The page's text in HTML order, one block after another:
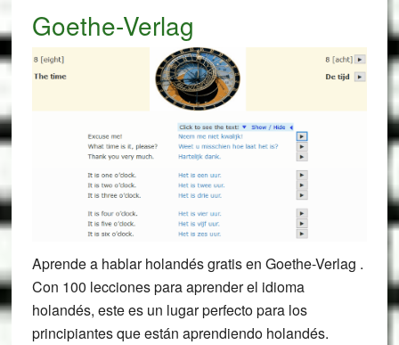
Goethe-Verlag
Aprende a hablar holandés gratis en Goethe-Verlag .
Con 100 lecciones para aprender el idioma
holandés, este es un lugar perfecto para los
principiantes que están aprendiendo holandés.